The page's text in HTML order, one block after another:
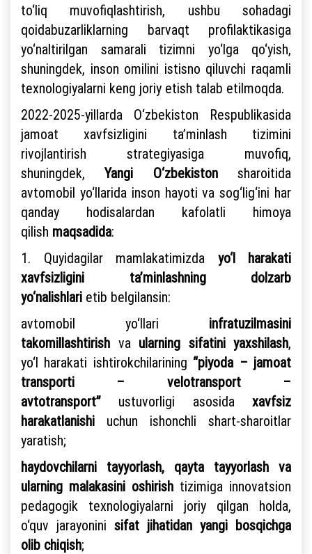
to‘liq muvofiqlashtirish, ushbu sohadagi
qoidabuzarliklarning barvaqt profilaktikasiga
yo‘naltirilgan samarali tizimni yo‘lga qo‘yish,
shuningdek, inson omilini istisno qiluvchi raqamli
texnologiyalarni keng joriy etish talab etilmoqda.
2022-2025-yillarda O‘zbekiston Respublikasida
jamoat xavfsizligini ta’minlash tizimini
rivojlantirish strategiyasiga muvofiq,
shuningdek,Yangi O‘zbekistonsharoitida
avtomobil yo‘llarida inson hayoti va sog‘lig‘ini har
qanday hodisalardan kafolatli himoya
qilish maqsadida:
1. Quyidagilar mamlakatimizda yo‘l harakati
xavfsizligini ta’minlashning dolzarb
yo‘nalishlari etib belgilansin:
avtomobil yo‘llari infratuzilmasini
takomillashtirish va ularning sifatini yaxshilash,
yo‘l harakati ishtirokchilarining “piyoda – jamoat
transporti – velotransport –
avtotransport” ustuvorligi asosidaxavfsiz
harakatlanishi uchun ishonchli shart-sharoitlar
yaratish;
haydovchilarni tayyorlash, qayta tayyorlash va
ularning malakasini oshirish tizimiga innovatsion
pedagogik texnologiyalarni joriy qilgan holda,
o‘quv jarayonini sifat jihatidan yangi bosqichga
olib chiqish;